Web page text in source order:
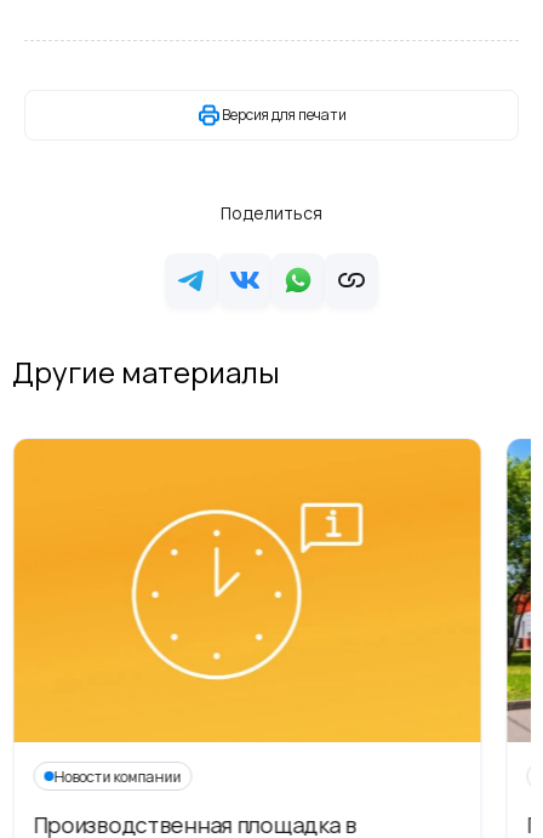
Версия для печати
Поделиться
Другие материалы
Новости компании
Производственная площадка в